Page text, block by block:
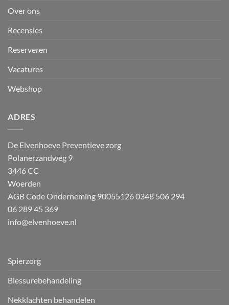
Over ons
Recensies
Reserveren
Vacatures
Webshop
ADRES
De Elvenhoeve Preventieve zorg
Polanerzandweg 9
3446 CC
Woerden
AGB Code Onderneming 900551260348 506 294
06 289 45 369
info@elvenhoeve.nl
Spierzorg
Blessurebehandeling
Nekklachten behandelen